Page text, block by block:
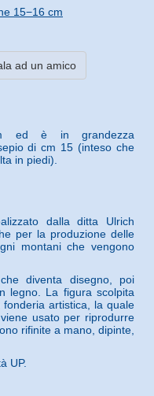
15−16 cm
ad un amico
ed è in grandezza
di cm 15 (inteso che
in piedi).
dalla ditta Ulrich
per la produzione delle
montani che vengono
diventa disegno, poi
legno. La figura scolpita
artistica, la quale
usato per riprodurre
rifinite a mano, dipinte,
UP.